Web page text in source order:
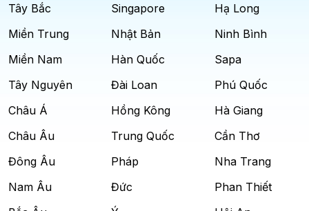
Tây Bắc
Miền Trung
Miền Nam
Tây Nguyên
Châu Á
Châu Âu
Đông Âu
Nam Âu
Singapore
Nhật Bản
Hàn Quốc
Đài Loan
Hồng Kông
Trung Quốc
Pháp
Đức
Hạ Long
Ninh Bình
Sapa
Phú Quốc
Hà Giang
Cần Thơ
Nha Trang
Phan Thiết